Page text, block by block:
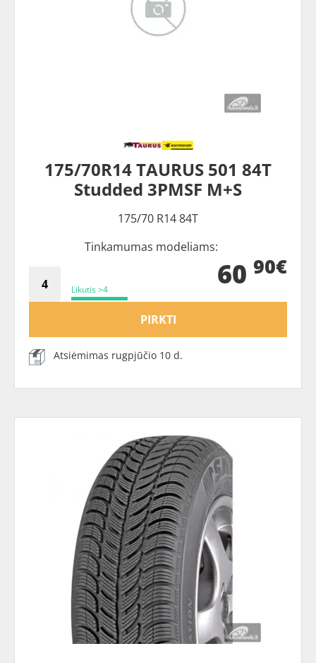
175/70R14 TAURUS 501 84T
Studded 3PMSF M+S
175/70 R14 84T
Tinkamumas modeliams:
Likutis >4 60 90€
PIRKTI
Atsiėmimas rugpjūčio 10 d.